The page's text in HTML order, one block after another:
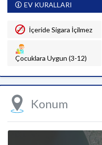
EV KURALLARI
İçeride Sigara İçilmez
Çocuklara Uygun (3-12)
Konum